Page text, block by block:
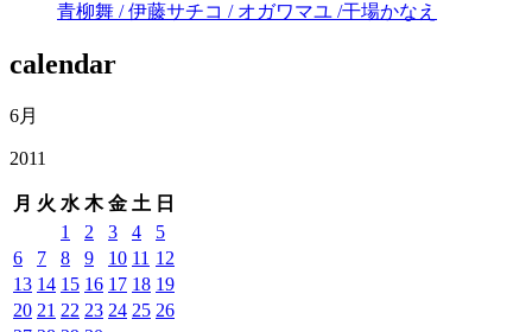
青柳舞 / 伊藤サチコ / オガワマユ /干場かなえ
calendar
6月
2011
月 火 水 木 金 土 日
1 2 3 4
5
6
7 8 9 10 11 12
13 14 15 16 17 18 19
20 21 22 23 24 25 26